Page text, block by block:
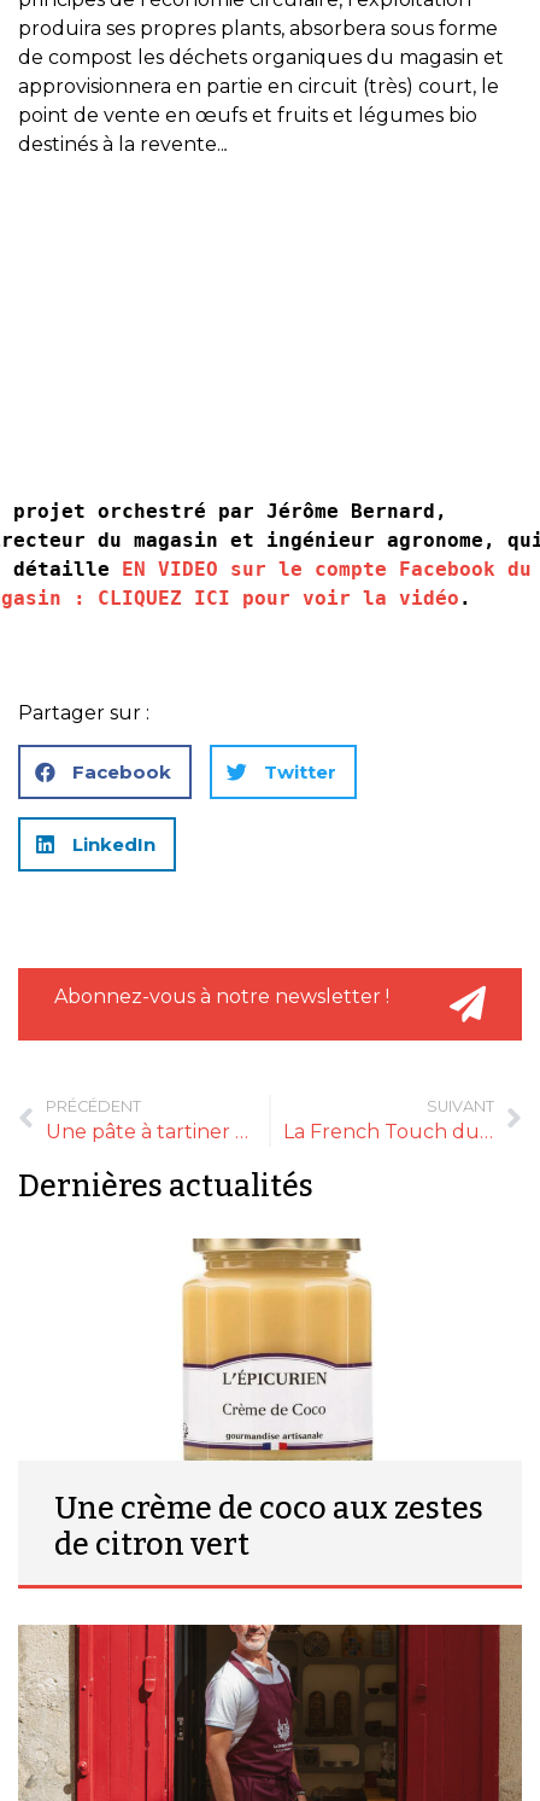
produira ses propres plants, absorbera sous forme
de compost les déchets organiques du magasin et
approvisionnera en partie en circuit (très) court, le
point de vente en œufs et fruits et légumes bio
destinés à la revente...
projet orchestré par Jérôme Bernard,
du magasin et ingénieur agronome,
détaille
EN VIDEO sur le compte Facebook du
: CLIQUEZ ICI pour voir la vidéo .
Partager sur :
Facebook Twitter
LinkedIn
Abonnez-vous à notre newsletter !
PRÉCÉDENT
Une pâte à tartiner au lait de chèvre
SUIVANT
La French Touch du barbecue
Dernières actualités
Une crème de coco aux zestes
de citron vert